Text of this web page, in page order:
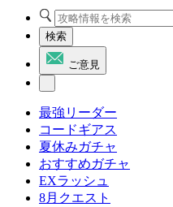
検索
ご意見
最強リーダー
コードギアス
夏休みガチャ
おすすめガチャ
EXラッシュ
8月クエスト